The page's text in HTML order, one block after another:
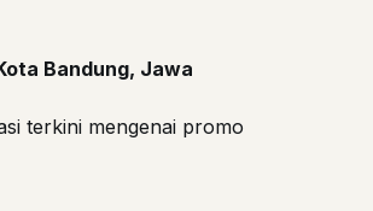
Bandung, Jawa
terkini mengenai promo